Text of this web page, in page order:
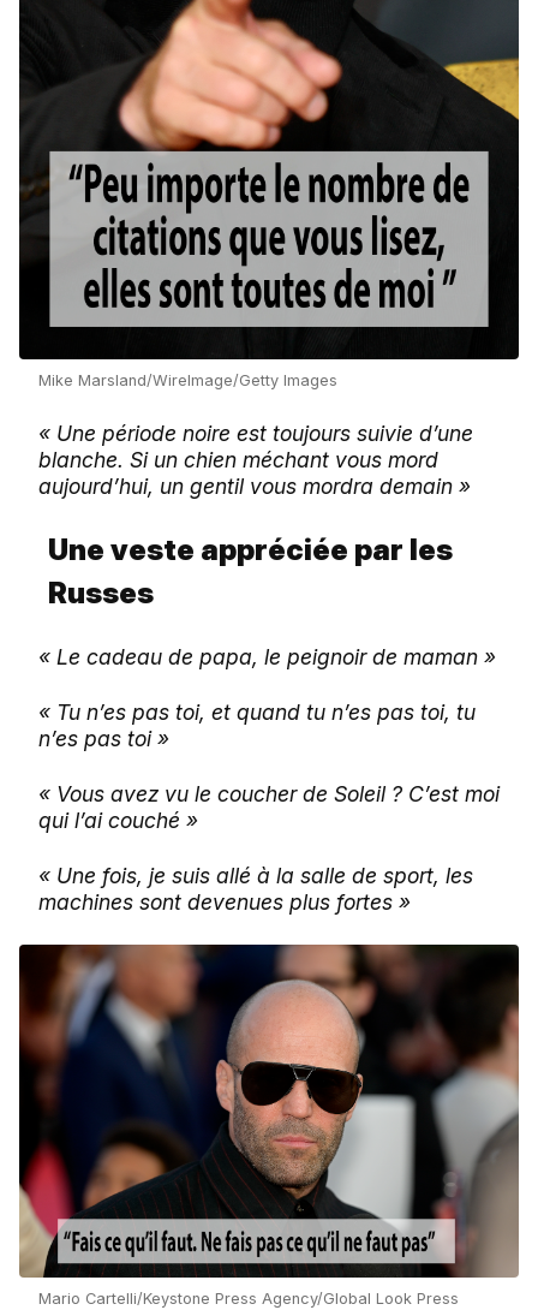
Mike Marsland/WireImage/Getty Images
« Une période noire est toujours suivie d’une
blanche. Si un chien méchant vous mord
aujourd’hui, un gentil vous mordra demain »
Une veste appréciée par les
Russes
« Le cadeau de papa, le peignoir de maman »
« Tu n’es pas toi, et quand tu n’es pas toi, tu
n’es pas toi »
« Vous avez vu le coucher de Soleil ? C’est moi
qui l’ai couché »
« Une fois, je suis allé à la salle de sport, les
machines sont devenues plus fortes »
Mario Cartelli/Keystone Press Agency/Global Look Press